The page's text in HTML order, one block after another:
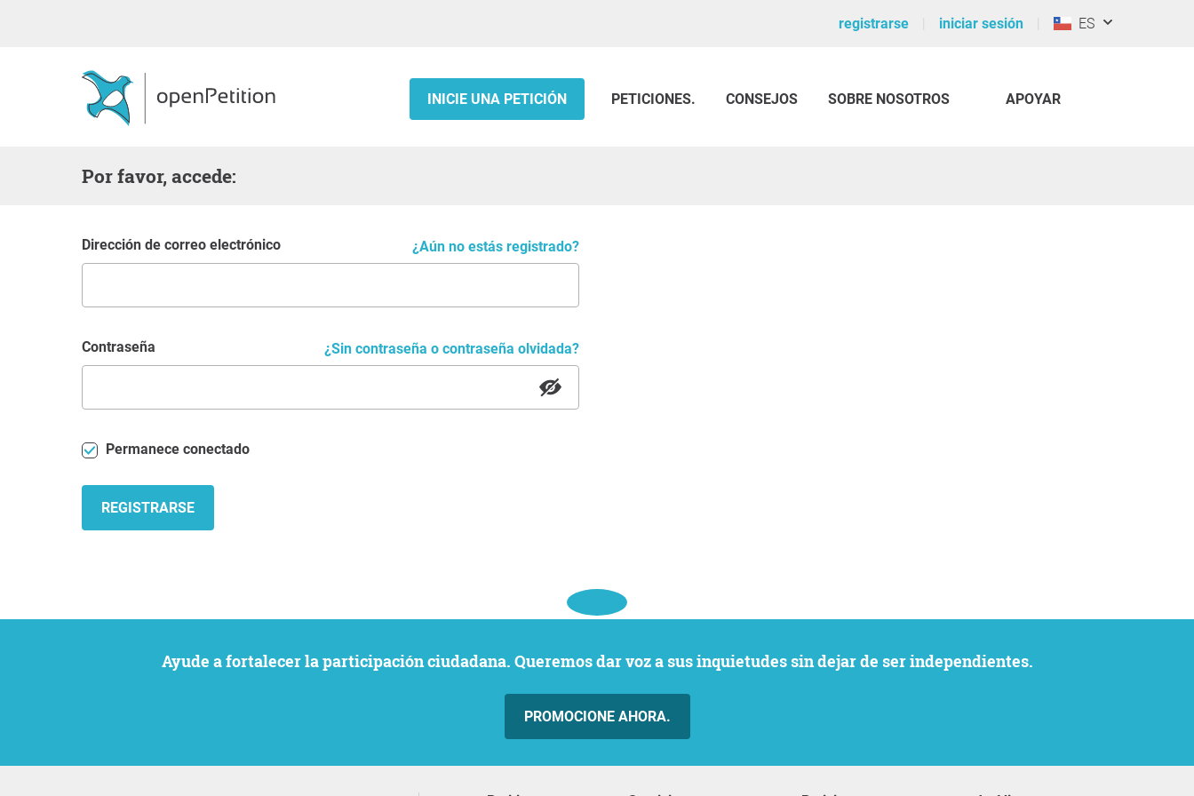
registrarse iniciar sesión ES
INICIE UNA PETICIÓN PETICIONES. CONSEJOS SOBRE NOSOTROS APOYAR
Por favor, accede:
Dirección de correo electrónico ¿Aún no estás registrado?
Contraseña ¿Sin contraseña o contraseña olvidada?
Permanece conectado
REGISTRARSE
Ayude a fortalecer la participación ciudadana. Queremos dar voz a sus inquietudes sin dejar de ser independientes.
PROMOCIONE AHORA.